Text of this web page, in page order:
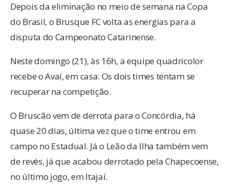
Depois da eliminação no meio de semana na Copa
do Brasil, o Brusque FC volta as energias para a
disputa do Campeonato Catarinense.
Neste domingo (21), às 16h, a equipe quadricolor
recebe o Avaí, em casa. Os dois times tentam se
recuperar na competição.
O Bruscão vem de derrota para o Concórdia, há
quase 20 dias, última vez que o time entrou em
campo no Estadual. Já o Leão da Ilha também vem
de revés, já que acabou derrotado pela Chapecoense,
no último jogo, em Itajaí.